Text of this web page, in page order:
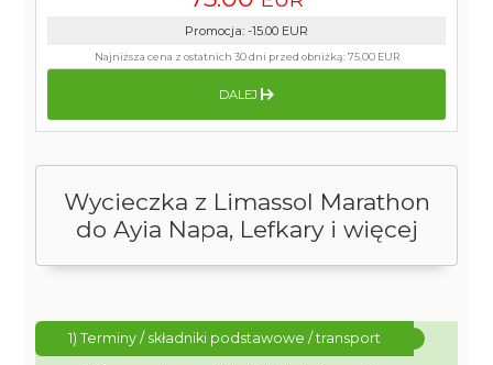
Wycieczka z Limassol Marathon
do Ayia Napa, Lefkary i więcej
1) Terminy / składniki podstawowe / transport
Promocja: -15.00 EUR
Najniższa cena z ostatnich 30 dni przed obniżką:75.00 EUR
DALEJ